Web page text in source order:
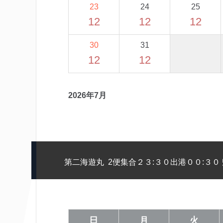
23
12
24
12
25
12
30
12
31
12
2026年7月
第二海遊丸 2便集合２３:３０出港００:３０
日 月 火